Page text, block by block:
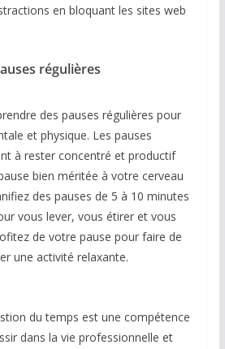
en bloquant les sites web
régulières
des pauses régulières pour
et physique. Les pauses
à rester concentré et productif
bien méritée à votre cerveau
des pauses de 5 à 10 minutes
vous lever, vous étirer et vous
de votre pause pour faire de
une activité relaxante.
du temps est une compétence
dans la vie professionnelle et